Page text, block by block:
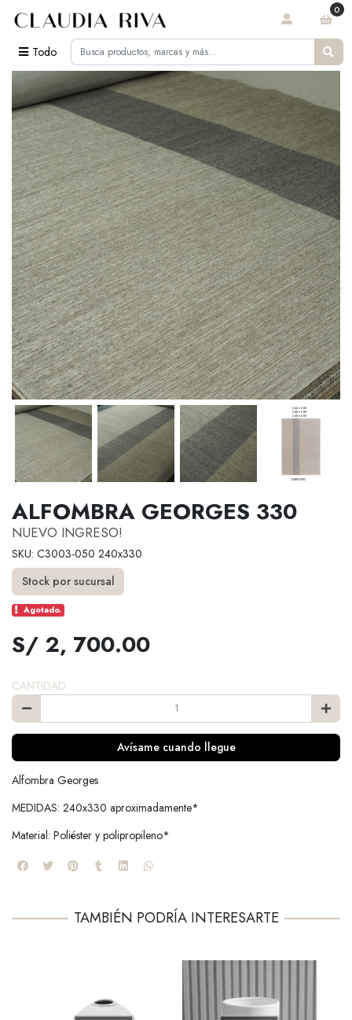
Todo
0
ALFOMBRA GEORGES 330
NUEVO INGRESO!
SKU: C3003-050 240x330
Stock por sucursal
Agotado.
S/ 2, 700.00
CANTIDAD
Avísame cuando llegue
Alfombra Georges
MEDIDAS: 240x330 aproximadamente*
Material: Poliéster y polipropileno*
TAMBIÉN PODRÍA INTERESARTE